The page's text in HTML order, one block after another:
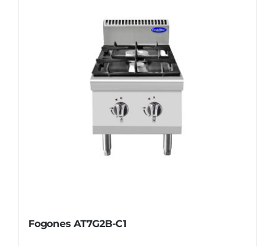
Fogones AT7G2B-C1